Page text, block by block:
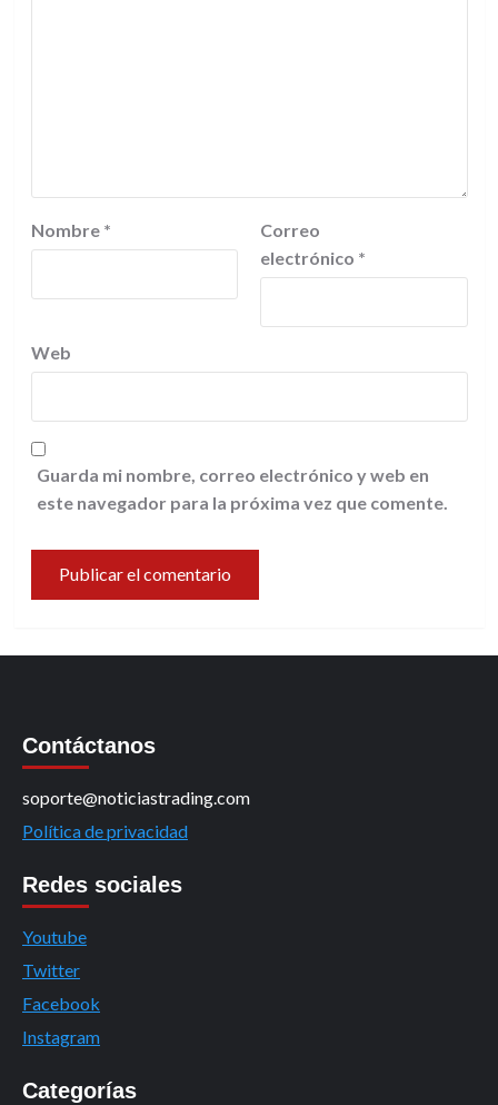
Nombre *
Correo
electrónico *
Web
Guarda mi nombre, correo electrónico y web en
este navegador para la próxima vez que comente.
Contáctanos
soporte@noticiastrading.com
Política de privacidad
Redes sociales
Youtube
Twitter
Facebook
Instagram
Categorías